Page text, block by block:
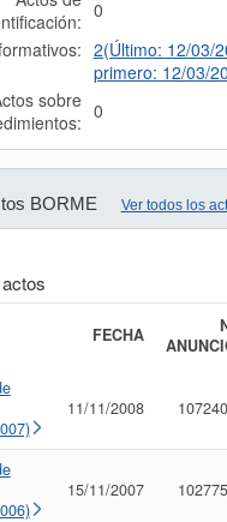
0
2(Último: 12/03/
primero: 12/03/
sobre 0
BORME Ver todos los
FECHA
11/11/2008
15/11/2007